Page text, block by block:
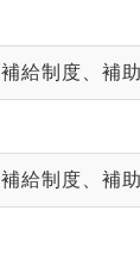
給制度、補
給制度、補